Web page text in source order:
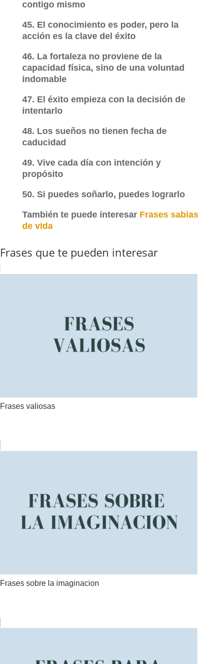
contigo mismo
45. El conocimiento es poder, pero la
acción es la clave del éxito
46. La fortaleza no proviene de la
capacidad física, sino de una voluntad
indomable
47. El éxito empieza con la decisión de
intentarlo
48. Los sueños no tienen fecha de
caducidad
49. Vive cada día con intención y
propósito
50. Si puedes soñarlo, puedes lograrlo
También te puede interesar Frases sabias
de vida
Frases que te pueden interesar
Frases valiosas
Frases sobre la imaginacion